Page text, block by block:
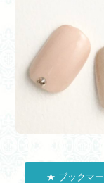
★ ブックマ